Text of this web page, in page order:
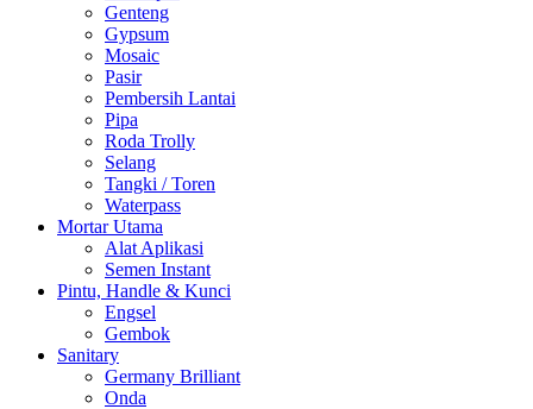
Genteng
Gypsum
Mosaic
Pasir
Pembersih Lantai
Pipa
Roda Trolly
Selang
Tangki / Toren
Waterpass
Mortar Utama
Alat Aplikasi
Semen Instant
Pintu, Handle & Kunci
Engsel
Gembok
Sanitary
Germany Brilliant
Onda